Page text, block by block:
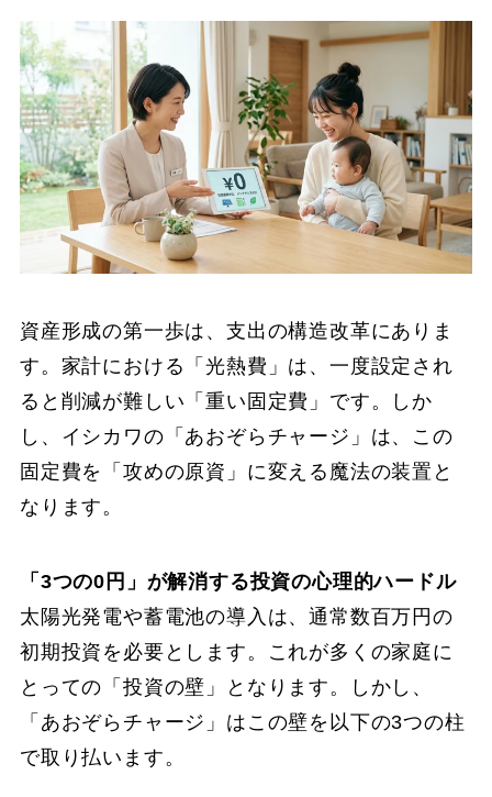
資産形成の第一歩は、支出の構造改革にありま
す。家計における「光熱費」は、一度設定され
ると削減が難しい「重い固定費」です。しか
し、イシカワの「あおぞらチャージ」は、この
固定費を「攻めの原資」に変える魔法の装置と
なります。
「3つの0円」が解消する投資の心理的ハードル
太陽光発電や蓄電池の導入は、通常数百万円の
初期投資を必要とします。これが多くの家庭に
とっての「投資の壁」となります。しかし、
「あおぞらチャージ」はこの壁を以下の3つの柱
で取り払います。